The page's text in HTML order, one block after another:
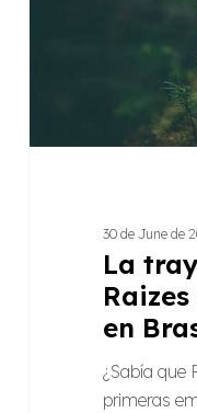
30 de June de
La
en
¿Sabía que
primeras